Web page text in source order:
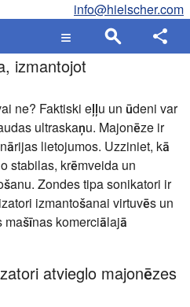
info@hielscher.com
izmantojot
ne? Faktiski eļļu un ūdeni var
ultraskaņu. Majonēze ir
lietojumos. Uzziniet, kā
stabilas, krēmveida un
Zondes tipa sonikatori ir
izmantošanai virtuvēs un
komerciālajā
atvieglo majonēzes